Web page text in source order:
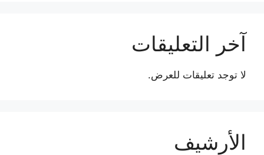
آخر التعليقات
لا توجد تعليقات للعرض.
الأرشيف